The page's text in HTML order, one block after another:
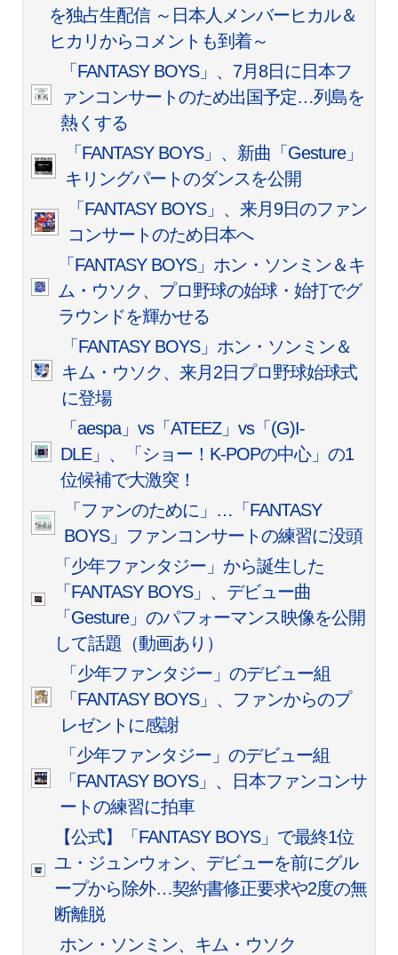
を独占生配信 ～日本人メンバーヒカル＆
ヒカリからコメントも到着～
「FANTASY BOYS」、7月8日に日本フ
ァンコンサートのため出国予定…列島を
熱くする
「FANTASY BOYS」、新曲「Gesture」
キリングパートのダンスを公開
「FANTASY BOYS」、来月9日のファン
コンサートのため日本へ
「FANTASY BOYS」ホン・ソンミン＆キ
ム・ウソク、プロ野球の始球・始打でグ
ラウンドを輝かせる
「FANTASY BOYS」ホン・ソンミン＆
キム・ウソク、来月2日プロ野球始球式
に登場
「aespa」vs「ATEEZ」vs「(G)I-
DLE」、「ショー！K-POPの中心」の1
位候補で大激突！
「ファンのために」…「FANTASY
BOYS」ファンコンサートの練習に没頭
「少年ファンタジー」から誕生した
「FANTASY BOYS」、デビュー曲
「Gesture」のパフォーマンス映像を公開
して話題（動画あり）
「少年ファンタジー」のデビュー組
「FANTASY BOYS」、ファンからのプ
レゼントに感謝
「少年ファンタジー」のデビュー組
「FANTASY BOYS」、日本ファンコンサ
ートの練習に拍車
【公式】「FANTASY BOYS」で最終1位
ユ・ジュンウォン、デビューを前にグル
ープから除外…契約書修正要求や2度の無
断離脱
ホン・ソンミン、キム・ウソク